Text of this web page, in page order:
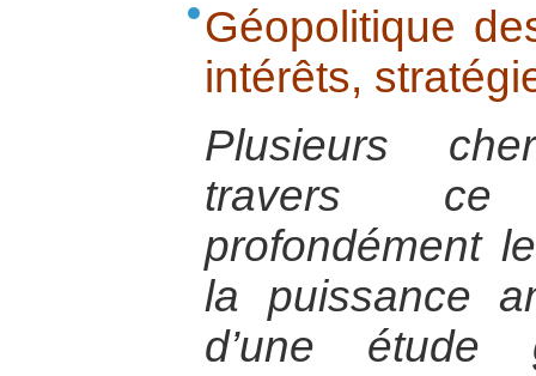
Géopolitique
intérêts,
Plusieurs
travers ce
profondément
la puissance
d’une étude